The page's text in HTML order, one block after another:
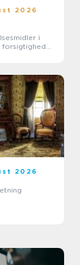
2026
i
forsigtighed
2026